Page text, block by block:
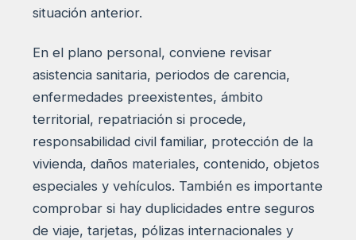
situación anterior.
En el plano personal, conviene revisar
asistencia sanitaria, periodos de carencia,
enfermedades preexistentes, ámbito
territorial, repatriación si procede,
responsabilidad civil familiar, protección de la
vivienda, daños materiales, contenido, objetos
especiales y vehículos. También es importante
comprobar si hay duplicidades entre seguros
de viaje, tarjetas, pólizas internacionales y